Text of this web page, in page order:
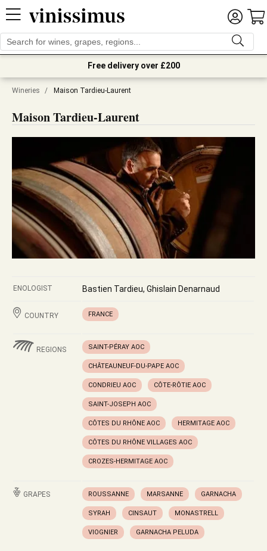
Free delivery over £200
Wineries / Maison Tardieu-Laurent
Maison Tardieu-Laurent
ENOLOGIST Bastien Tardieu, Ghislain Denarnaud
COUNTRY FRANCE
REGIONS SAINT-PÉRAY AOC
CHÂTEAUNEUF-DU-PAPE AOC
CONDRIEU AOC CÔTE-RÔTIE AOC
SAINT-JOSEPH AOC
CÔTES DU RHÔNE AOC HERMITAGE AOC
CÔTES DU RHÔNE VILLAGES AOC
CROZES-HERMITAGE AOC
GRAPES ROUSSANNE MARSANNE GARNACHA
SYRAH CINSAUT MONASTRELL
VIOGNIER GARNACHA PELUDA